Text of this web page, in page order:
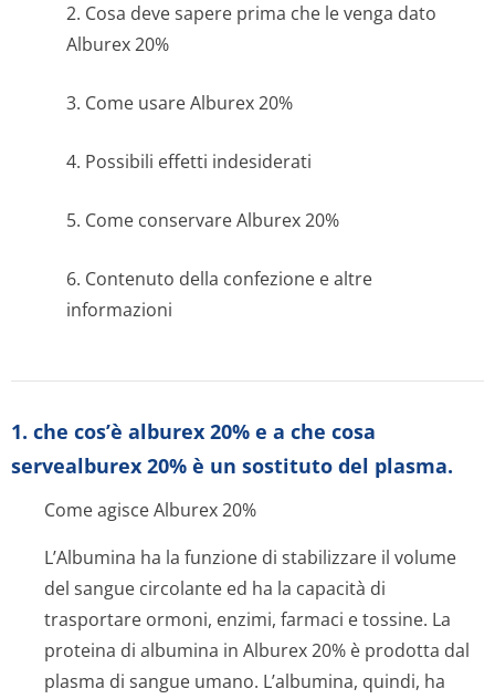
2. Cosa deve sapere prima che le venga dato
Alburex 20%
3. Come usare Alburex 20%
4. Possibili effetti indesiderati
5. Come conservare Alburex 20%
6. Contenuto della confezione e altre
informazioni
1. che cos’è alburex 20% e a che cosa
servealburex 20% è un sostituto del plasma.
Come agisce Alburex 20%
L’Albumina ha la funzione di stabilizzare il volume
del sangue circolante ed ha la capacità di
trasportare ormoni, enzimi, farmaci e tossine. La
proteina di albumina in Alburex 20% è prodotta dal
plasma di sangue umano. L’albumina, quindi, ha